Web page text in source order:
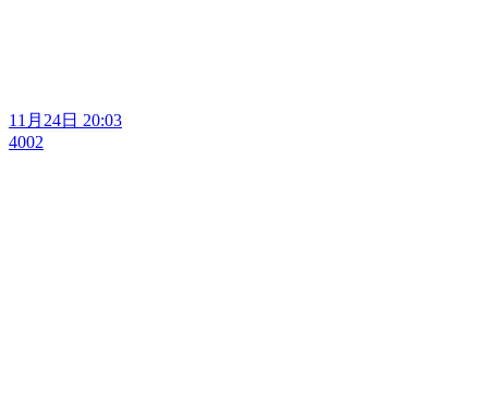
11月24日 20:03
4002